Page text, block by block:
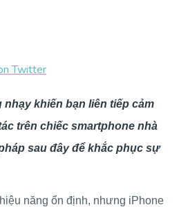
Twitter
khiến bạn liên tiếp cảm
trên chiếc smartphone nhà
sau đây để khắc phục sự
năng ổn định, nhưng iPhone